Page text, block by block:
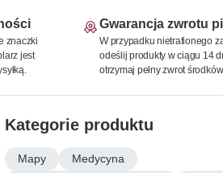
znaczki
jest
Gwarancja zwrotu
W przypadku nietrafionego
odeślij produkty w ciągu 14
otrzymaj pełny zwrot środków.
Kategorie produktu
Mapy
Medycyna